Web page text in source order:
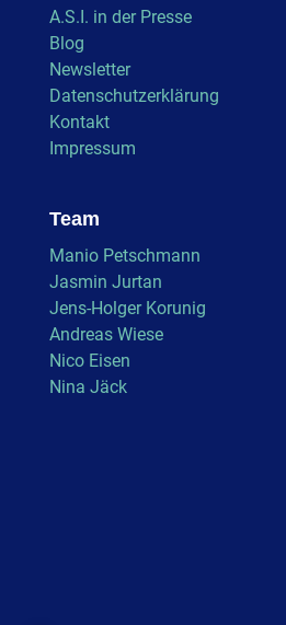
A.S.I. in der Presse
Blog
Newsletter
Datenschutzerklärung
Kontakt
Impressum
Team
Manio Petschmann
Jasmin Jurtan
Jens-Holger Korunig
Andreas Wiese
Nico Eisen
Nina Jäck